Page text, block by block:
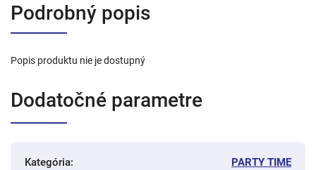
Podrobný popis
Popis produktu nie je dostupný
Dodatočné parametre
Kategória: PARTY TIME